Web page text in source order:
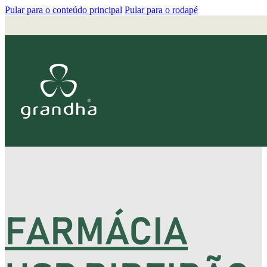
Pular para o conteúdo principal Pular para o rodapé
FARMÁCIA